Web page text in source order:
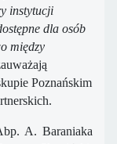
instytucji
dla osób
między
Poznańskim
A. Baraniaka